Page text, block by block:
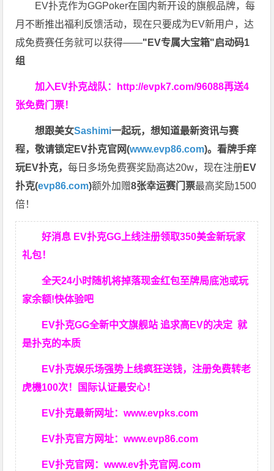
EV扑克作为GGPoker在国内新开设的旗舰品牌，每
月不断推出福利反馈活动，现在只要成为EV新用户，达
成免费赛任务就可以获得——"EV专属大宝箱"启动码1
组
加入EV扑克战队： http://evpk7.com/96088再送4
张免费门票！
想跟美女Sashimi一起玩，想知道最新资讯与赛
程，敬请锁定EV扑克官网(www.evp86.com)。看牌手痒
玩EV扑克，每日多场免费赛奖励高达20w，现在注册EV
扑克(evp86.com)额外加赠8张幸运赛门票最高奖励1500
倍！
好消息 EV扑克GG上线注册领取350美金新玩家
礼包！
全天24小时随机将掉落现金红包至牌局底池或玩
家余额!快体验吧
EV扑克GG全新中文旗舰站 追求高EV的决定就
是扑克的本质
EV扑克娱乐场强势上线疯狂送钱，注册免费转老
虎機100次！国际认证最安心！
EV扑克最新网址：www.evpks.com
EV扑克官方网址：www.evp86.com
EV扑克官网：www.ev扑克官网.com